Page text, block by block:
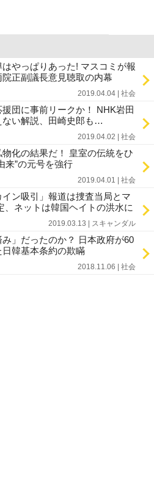
やっぱりあった! マスコミが報
正副議長意見聴取の内幕
2019.04.04 | 社会
団に事前リークか！ NHK岩田
ない解説、田崎史郎も…
2019.04.02 | 社会
物化の結果だ！ 皇室の伝統をひ
来”の元号を強行
2019.04.01 | 社会
ン吸引」報道は捜査当局とマ
、ネットは韓国ヘイトの洪水に
2019.03.13 | スキャンダル
」だったのか？ 日本政府が60
韓基本条約の欺瞞
2018.11.06 | 社会